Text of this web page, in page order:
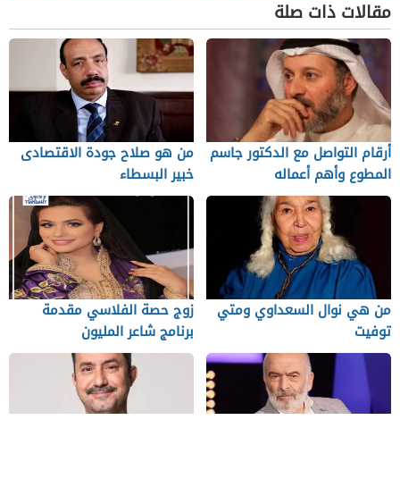
مقالات ذات صلة
أرقام التواصل مع الدكتور جاسم
المطوع وأهم أعماله
من هو صلاح جودة الاقتصادى
خبير البسطاء
من هي نوال السعداوي ومتي
توفيت
زوج حصة الفلاسي مقدمة
برنامج شاعر المليون